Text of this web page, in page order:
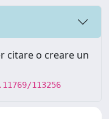
citare o creare un
113256